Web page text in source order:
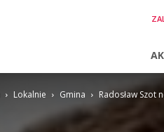
Lokalnie Gmina Radosław Szot